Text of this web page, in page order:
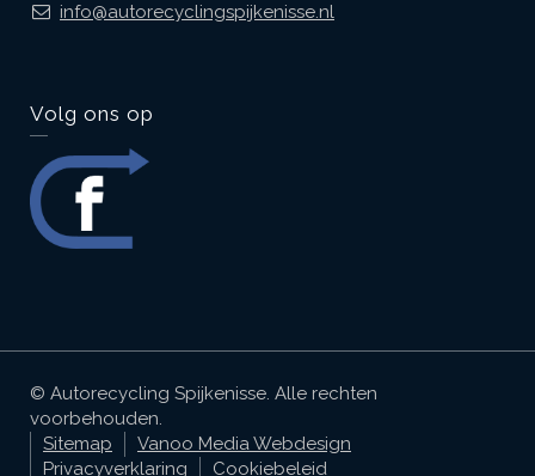
info@autorecyclingspijkenisse.nl
Volg ons op
© Autorecycling Spijkenisse. Alle rechten
voorbehouden.
Sitemap
Vanoo Media Webdesign
Privacyverklaring
Cookiebeleid